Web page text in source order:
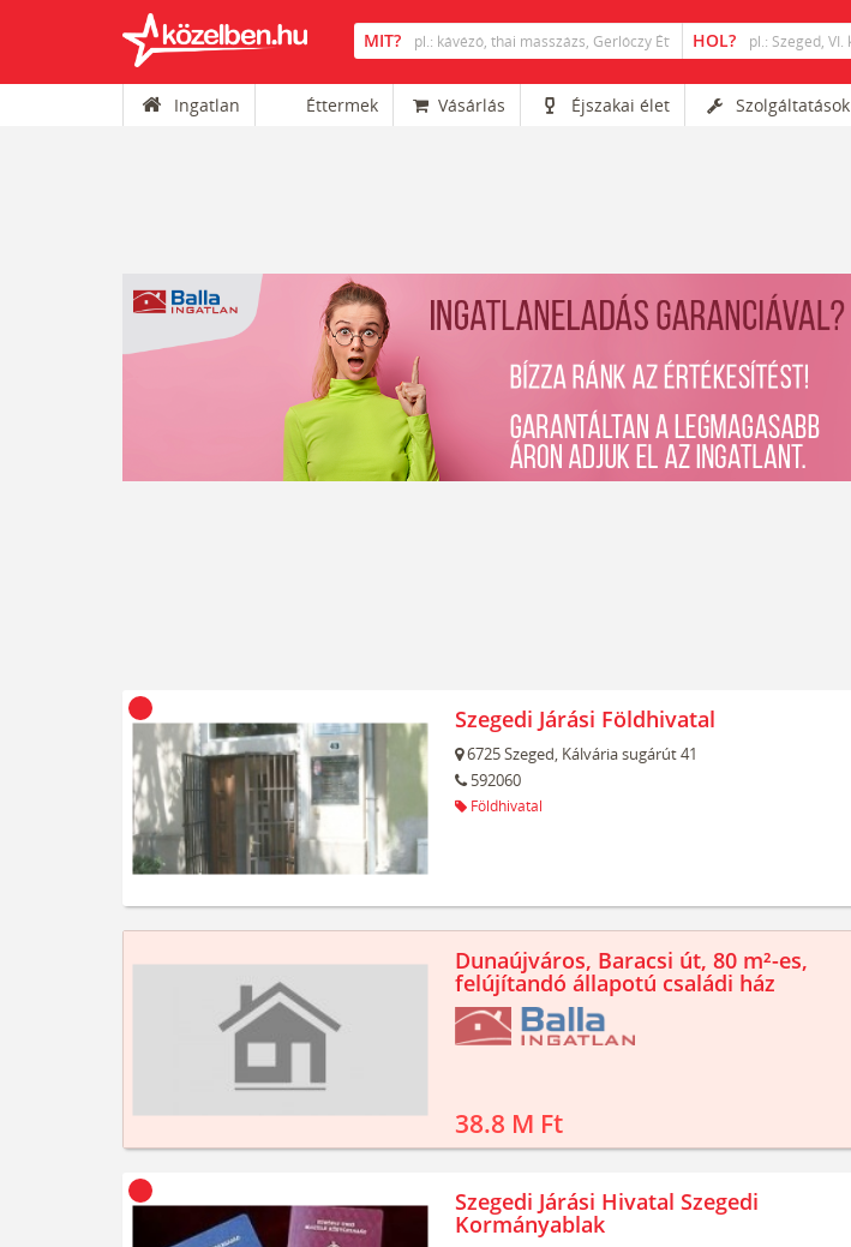
Ingatlan Éttermek Vásárlás Éjszakai élet Szolgáltatások
Szegedi Járási Földhivatal
6725Szeged, Kálvária sugárút 41
592060
Földhivatal
Dunaújváros, Baracsi út, 80 m²-es,
felújítandó állapotú családi ház
38.8 M Ft
Szegedi Járási Hivatal Szegedi
Kormányablak